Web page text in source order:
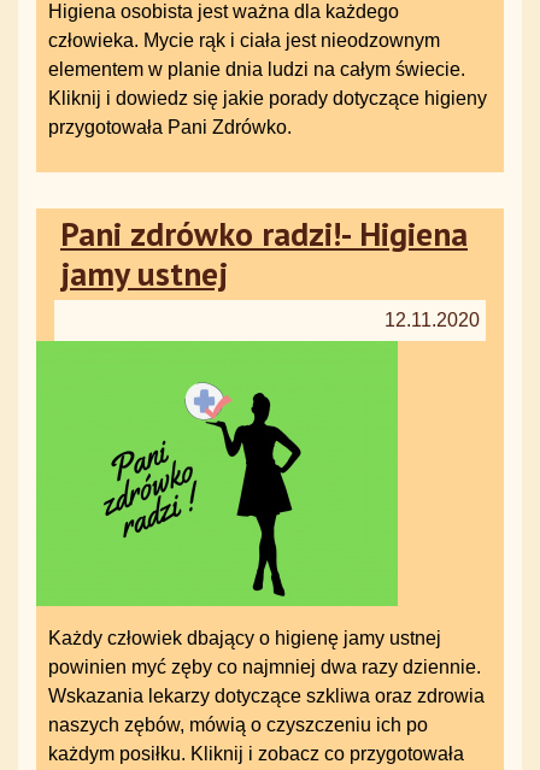
Higiena osobista jest ważna dla każdego
człowieka. Mycie rąk i ciała jest nieodzownym
elementem w planie dnia ludzi na całym świecie.
Kliknij i dowiedz się jakie porady dotyczące higieny
przygotowała Pani Zdrówko.
Pani zdrówko radzi!- Higiena
jamy ustnej
12.11.2020
Każdy człowiek dbający o higienę jamy ustnej
powinien myć zęby co najmniej dwa razy dziennie.
Wskazania lekarzy dotyczące szkliwa oraz zdrowia
naszych zębów, mówią o czyszczeniu ich po
każdym posiłku. Kliknij i zobacz co przygotowała